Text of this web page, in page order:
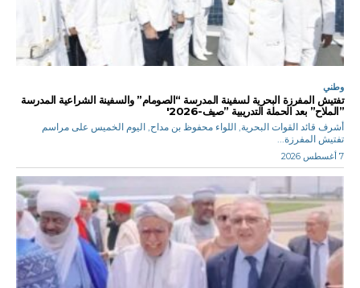
وطني
تفتيش المفرزة البحرية لسفينة المدرسة “الصومام” والسفينة الشراعية المدرسة
”الملاح” بعد الحملة التدريبية ”صيف-2026′
أشرف قائد القوات البحرية, اللواء محفوظ بن مداح, اليوم الخميس على مراسم
تفتيش المفرزة...
7 أغسطس 2026